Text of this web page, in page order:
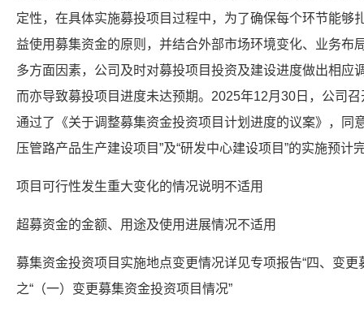
定性，在具体实施募投项目过程中，为了确保每个环节能够
益使用募集资金的原则，并结合外部市场环境变化、业务布
多方面因素，公司及时对募投项目投资及建设进度做出相应
而亦导致募投项目进度未达预期。2025年12月30日，公司
通过了《关于调整募集资金投资项目计划进度的议案》，同
压管路产品生产建设项目”及“研发中心建设项目”的实施预
项目可行性发生重大变化的情况说明不适用
超募资金的金额、用途及使用进展情况不适用
募集资金投资项目实施地点变更情况详见专项报告“四、变
之“（一）变更募集资金投资项目情况”